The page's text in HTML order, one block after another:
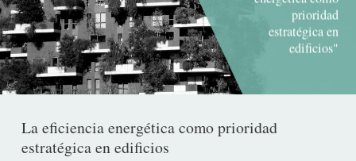
prioridad
estratégica en
edificios"
La eficiencia energética como prioridad
estratégica en edificios